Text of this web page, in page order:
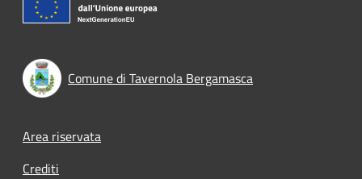
Comune di Tavernola Bergamasca
Footer menu
Area riservata
Crediti